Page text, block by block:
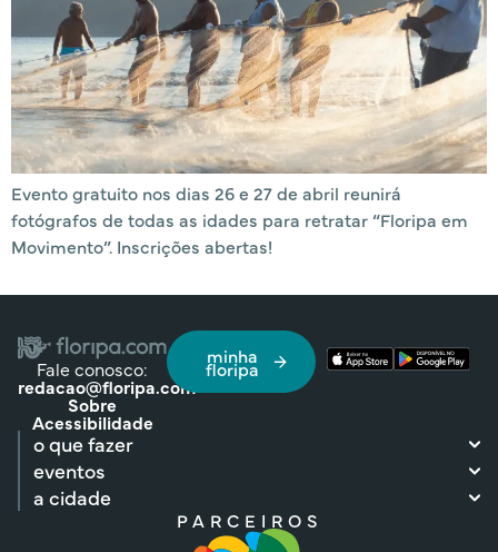
Evento gratuito nos dias 26 e 27 de abril reunirá
fotógrafos de todas as idades para retratar “Floripa em
Movimento”. Inscrições abertas!
Fale conosco:
redacao@floripa.com
Sobre
Acessibilidade
minha
floripa
o que fazer
eventos
a cidade
PARCEIROS